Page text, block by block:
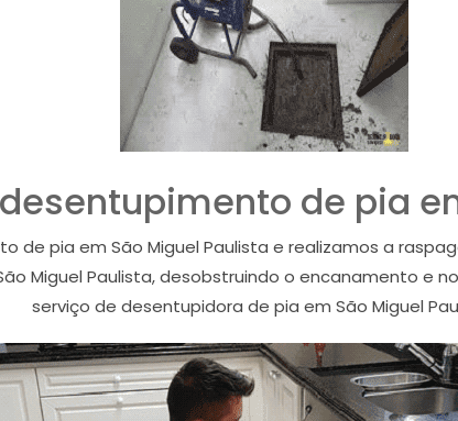
de pia
de pia em São Miguel Paulista e realizamos a
Miguel Paulista, desobstruindo o encanamento e
serviço de desentupidora de pia em São Miguel